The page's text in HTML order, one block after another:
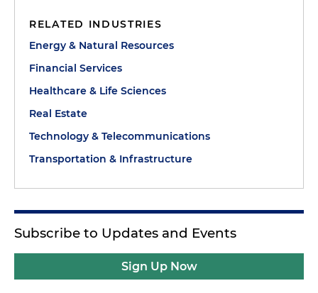
RELATED INDUSTRIES
Energy & Natural Resources
Financial Services
Healthcare & Life Sciences
Real Estate
Technology & Telecommunications
Transportation & Infrastructure
Subscribe to Updates and Events
Sign Up Now